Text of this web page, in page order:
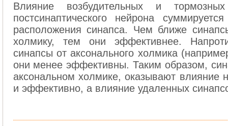
Влияние возбудительных и
постсинаптического нейрона
расположения синапса. Чем ближе
холмику, тем они эффективнее.
синапсы от аксонального холмика
они менее эффективны. Таким образом,
аксональном холмике, оказывают влияние
и эффективно, а влияние удаленных